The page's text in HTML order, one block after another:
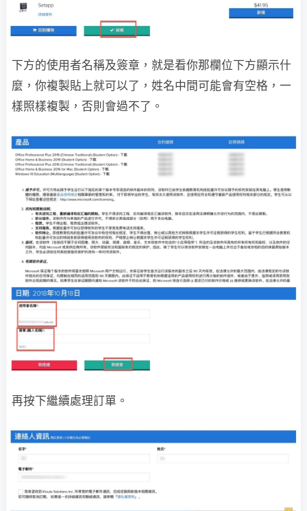
下方的使用者名稱及簽章，就是看你那欄位下方顯示什
麼，你複製貼上就可以了，姓名中間可能會有空格，一
樣照樣複製，否則會過不了。
再按下繼續處理訂單。